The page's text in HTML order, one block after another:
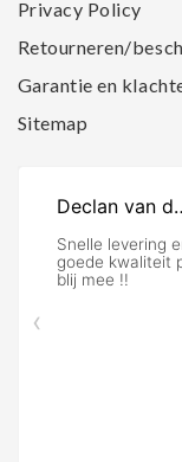
Privacy Policy
Retourneren/
Garantie en
Sitemap